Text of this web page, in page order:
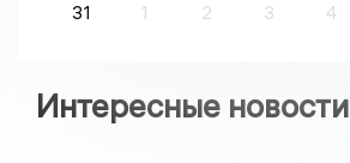
31
1 2 3 4
Интересные новости